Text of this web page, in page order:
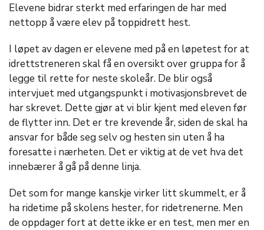
Elevene bidrar sterkt med erfaringen de har med
nettopp å være elev på toppidrett hest.
I løpet av dagen er elevene med på en løpetest for at
idrettstreneren skal få en oversikt over gruppa for å
legge til rette for neste skoleår. De blir også
intervjuet med utgangspunkt i motivasjonsbrevet de
har skrevet. Dette gjør at vi blir kjent med eleven før
de flytter inn. Det er tre krevende år, siden de skal ha
ansvar for både seg selv og hesten sin uten å ha
foresatte i nærheten. Det er viktig at de vet hva det
innebærer å gå på denne linja.
Det som for mange kanskje virker litt skummelt, er å
ha ridetime på skolens hester, for ridetrenerne. Men
de oppdager fort at dette ikke er en test, men mer en